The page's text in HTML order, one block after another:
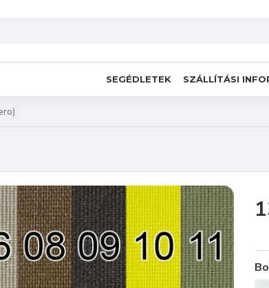
SEGÉDLETEK SZÁLLÍTÁSI